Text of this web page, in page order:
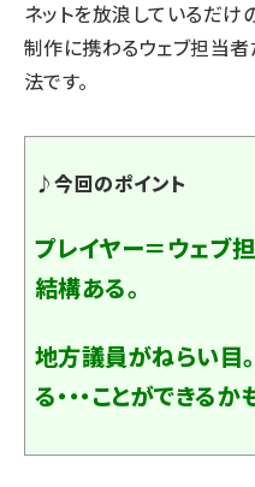
ネットを放浪しているだ
制作に携わるウェブ担当者
法です。
♪今回のポイント
プレイヤー＝ウェブ
結構ある。
地方議員がねらい目
る・・・ことができるか